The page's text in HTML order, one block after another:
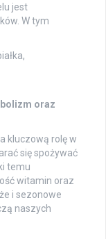
jest
W tym
oraz
kluczową rolę w
się spożywać
temu
witamin oraz
i sezonowe
naszych